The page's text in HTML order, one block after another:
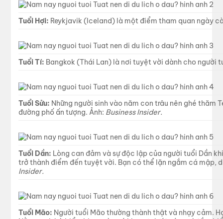
Tuổi Hợi: Reykjavik (Iceland) là một điểm tham quan ngày
Tuổi Tí: Bangkok (Thái Lan) là nơi tuyệt vời dành cho người
Tuổi Sửu: Những người sinh vào năm con trâu nên ghé thăm
đường phố ấn tượng. Ảnh: Business Insider.
Tuổi Dần: Lòng can đảm và sự độc lập của người tuổi Dần
trở thành điểm đến tuyệt vời. Bạn có thể lặn ngắm cá mập,
Insider.
Tuổi Mão: Người tuổi Mão thường thành thật và nhạy cảm.